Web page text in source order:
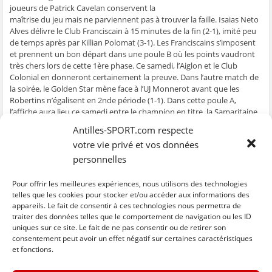
Antilles-SPORT.com respecte
votre vie privé et vos données
personnelles
Pour offrir les meilleures expériences, nous utilisons des technologies
telles que les cookies pour stocker et/ou accéder aux informations des
appareils. Le fait de consentir à ces technologies nous permettra de
traiter des données telles que le comportement de navigation ou les ID
uniques sur ce site. Le fait de ne pas consentir ou de retirer son
consentement peut avoir un effet négatif sur certaines caractéristiques
et fonctions.
e
n
ê
t
r
e
n
ê
t
r
e
)
e
n
ê
r
e
)
e
)
f
e
n
ê
r
e
)
joueurs de Patrick Cavelan conservent la
maîtrise du jeu mais ne parviennent pas à trouver la faille. Isaias Neto
Alves délivre le Club Franciscain à 15 minutes de la fin (2-1), imité peu
de temps après par Killian Polomat (3-1). Les Franciscains s’imposent
et prennent un bon départ dans une poule B où les points vaudront
très chers lors de cette 1ère phase. Ce samedi, l’Aiglon et le Club
Colonial en donneront certainement la preuve. Dans l’autre match de
la soirée, le Golden Star mène face à l’UJ Monnerot avant que les
Robertins n’égalisent en 2nde période (1-1). Dans cette poule A,
l’affiche aura lieu ce samedi entre le champion en titre, la Samaritaine,
Résultats et programme
Poule A
Poule B
C
l
C
l
C
l
i
C
l
C
l